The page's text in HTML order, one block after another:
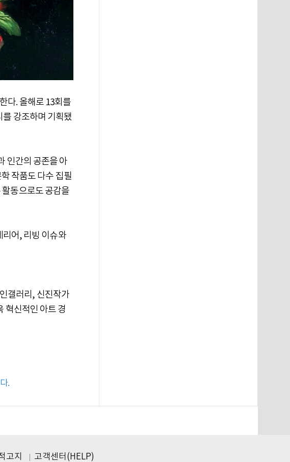
다. 올해로 13회를
를 강조하며 기획됐
인간의 공존을 아
작품도 다수 집필
동으로도 공감을
리어, 리빙 이슈와
갤러리, 신진작가
혁신적인 아트 경
.
고지 고객센터(HELP)